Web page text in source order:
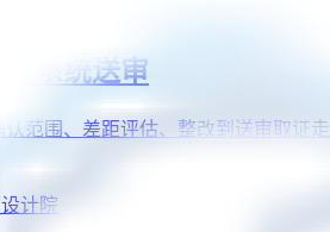
控系统送审
认范围、差距评估、整改到送审取证
设计院